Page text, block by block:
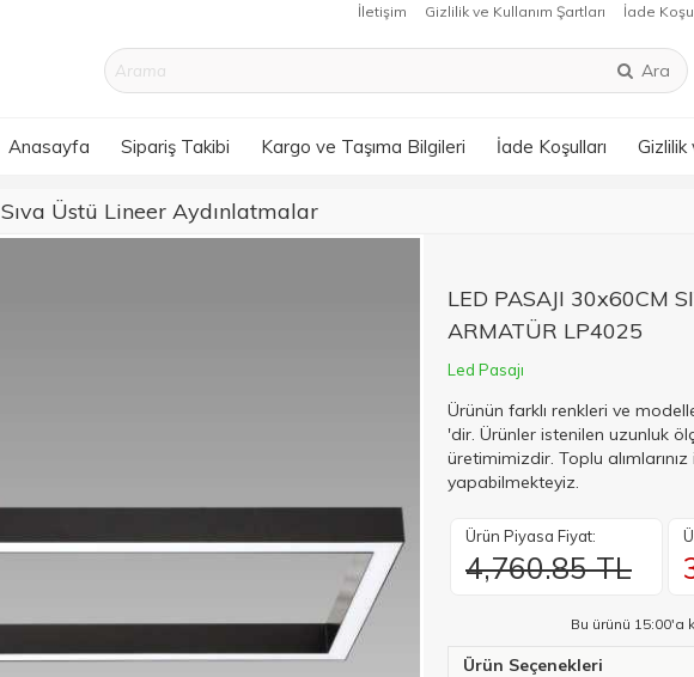
İade
Gizlilik ve Kullanım Şartları
İletişim
Ara
Anasayfa Sipariş Takibi Kargo ve Taşıma Bilgileri İade Koşulları Gizlilik
Sıva Üstü Lineer Aydınlatmalar
LED PASAJI 30x60CM
ARMATÜR LP4025
Led Pasajı
Ürünün farklı renkleri ve
'dir. Ürünler istenilen uzunluk
üretimimizdir. Toplu
yapabilmekteyiz.
Ürün Piyasa Fiyat:
4,760.85 TL
Bu ürünü 15:00'a
Ürün Seçenekleri